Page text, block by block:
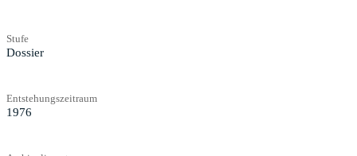
Stufe
Dossier
Entstehungszeitraum
1976